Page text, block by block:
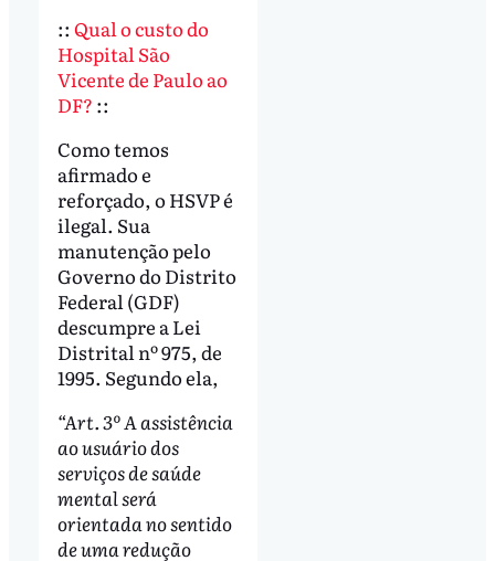
:: Qual o custo do
Hospital São
Vicente de Paulo ao
DF? ::
Como temos
afirmado e
reforçado, o HSVP é
ilegal. Sua
manutenção pelo
Governo do Distrito
Federal (GDF)
descumpre a Lei
Distrital nº 975, de
1995. Segundo ela,
“Art. 3º A assistência
ao usuário dos
serviços de saúde
mental será
orientada no sentido
de uma redução